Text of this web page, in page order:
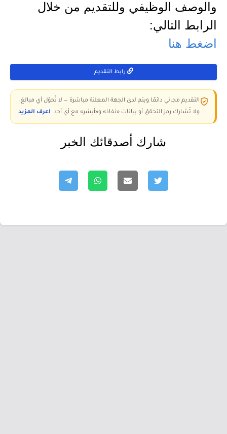
والوصف الوظيفي وللتقديم من خلال
الرابط التالي:
اضغط هنا
رابط التقديم
التقديم مجاني دائمًا ويتم لدى الجهة المعلنة مباشرة — لا تُحوّل أي مبالغ،
ولا تُشارك رمز التحقق أو بيانات «نفاذ» و«أبشر» مع أي أحد. اعرف المزيد
شارك أصدقائك الخبر